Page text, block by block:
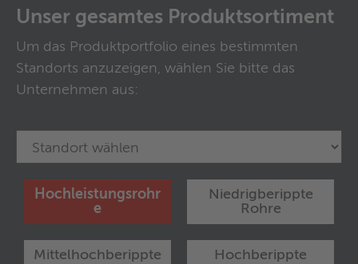
Unser gesamtes Produktsortiment
Um das Produktportfolio eines bestimmten
Standorts anzuzeigen, wählen Sie bitte das
Unternehmen aus:
Hochleistungsrohr
e
Niedrigberippte
Rohre
Mittelhochberippte
Hochberippte